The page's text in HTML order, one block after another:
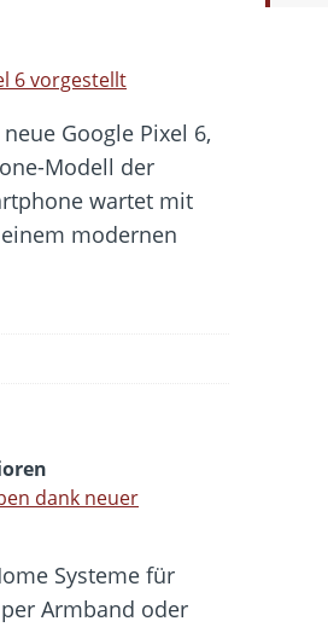
6 vorgestellt
Google Pixel 6,
Modell der
wartet mit
modernen
dank neuer
Systeme für
Armband oder